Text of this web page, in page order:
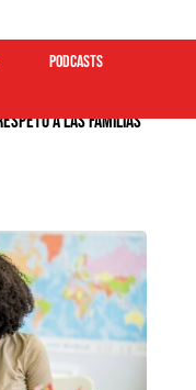
podcasts
a las familias